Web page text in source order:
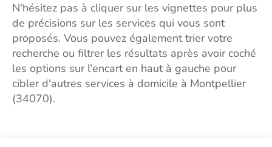
N'hésitez pas à cliquer sur les vignettes pour plus
de précisions sur les services qui vous sont
proposés. Vous pouvez également trier votre
recherche ou filtrer les résultats après avoir coché
les options sur l'encart en haut à gauche pour
cibler d'autres services à domicile à Montpellier
(34070).